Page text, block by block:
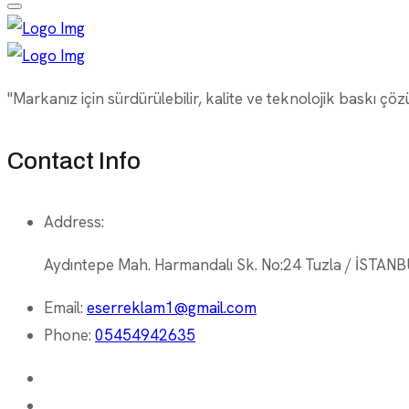
"Markanız için sürdürülebilir, kalite ve teknolojik baskı
Contact Info
Address:
Aydıntepe Mah. Harmandalı Sk. No:24 Tuzla /
Email: eserreklam1@gmail.com
Phone: 05454942635